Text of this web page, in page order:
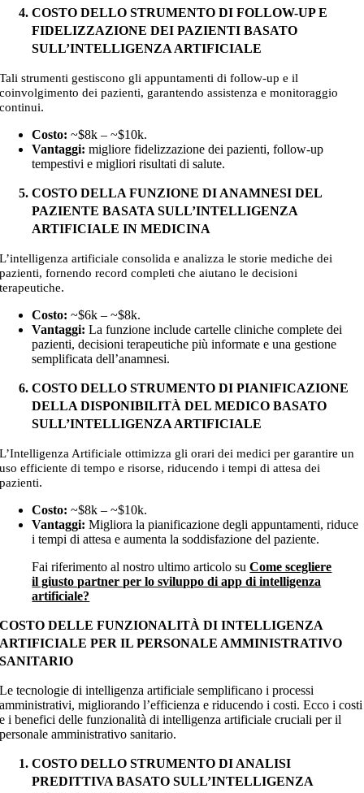
COSTO DELLO STRUMENTO DI FOLLOW-UP E
FIDELIZZAZIONE DEI PAZIENTI BASATO
SULL’INTELLIGENZA ARTIFICIALE
Tali strumenti gestiscono gli appuntamenti di follow-up e il
coinvolgimento dei pazienti, garantendo assistenza e monitoraggio
continui.
Costo: ~$8k – ~$10k.
Vantaggi:migliore fidelizzazione dei pazienti, follow-up
tempestivi e migliori risultati di salute.
COSTO DELLA FUNZIONE DI ANAMNESI DEL
PAZIENTE BASATA SULL’INTELLIGENZA
ARTIFICIALE IN MEDICINA
L’intelligenza artificiale consolida e analizza le storie mediche dei
pazienti, fornendo record completi che aiutano le decisioni
terapeutiche.
Costo: ~$6k – ~$8k.
Vantaggi:La funzione include cartelle cliniche complete dei
pazienti, decisioni terapeutiche più informate e una gestione
semplificata dell’anamnesi.
COSTO DELLO STRUMENTO DI PIANIFICAZIONE
DELLA DISPONIBILITÀ DEL MEDICO BASATO
SULL’INTELLIGENZA ARTIFICIALE
L’Intelligenza Artificiale ottimizza gli orari dei medici per garantire un
uso efficiente di tempo e risorse, riducendo i tempi di attesa dei
pazienti.
Costo: ~$8k – ~$10k.
Vantaggi:Migliora la pianificazione degli appuntamenti, riduce
i tempi di attesa e aumenta la soddisfazione del paziente.
Fai riferimento al nostro ultimo articolo suCome scegliere
il giusto partner per lo sviluppo di app di intelligenza
artificiale?
COSTO DELLE FUNZIONALITÀ DI INTELLIGENZA
ARTIFICIALE PER IL PERSONALE AMMINISTRATIVO
SANITARIO
Le tecnologie di intelligenza artificiale semplificano i processi
amministrativi, migliorando l’efficienza e riducendo i costi. Ecco i costi
e i benefici delle funzionalità di intelligenza artificiale cruciali per il
personale amministrativo sanitario.
COSTO DELLO STRUMENTO DI ANALISI
PREDITTIVA BASATO SULL’INTELLIGENZA